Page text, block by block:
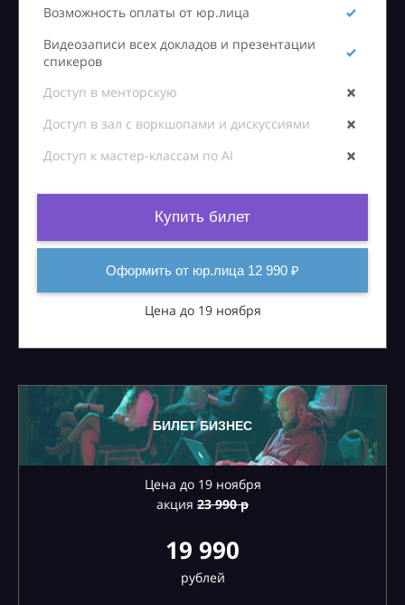
Возможность оплаты от юр.лица
Видеозаписи всех докладов и презентации
спикеров
Доступ в менторскую
Доступ в зал с воркшопами и дискуссиями
Доступ к мастер-классам по AI
Купить билет
Оформить от юр.лица 12 990 ₽
Цена до 19 ноября
БИЛЕТ БИЗНЕС
Цена до 19 ноября
акция 23990 р
19 990
рублей